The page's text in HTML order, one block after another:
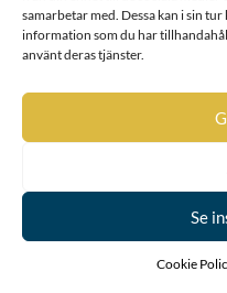
samarbetar med. Dessa kan i sin
information som du har
använt deras tjänster.
Se
Cookie
24
Ramel
25
Walkendorff
26
Tott
28
Bille af Dybeck
Gyllenstierna af
35
Ekeblad